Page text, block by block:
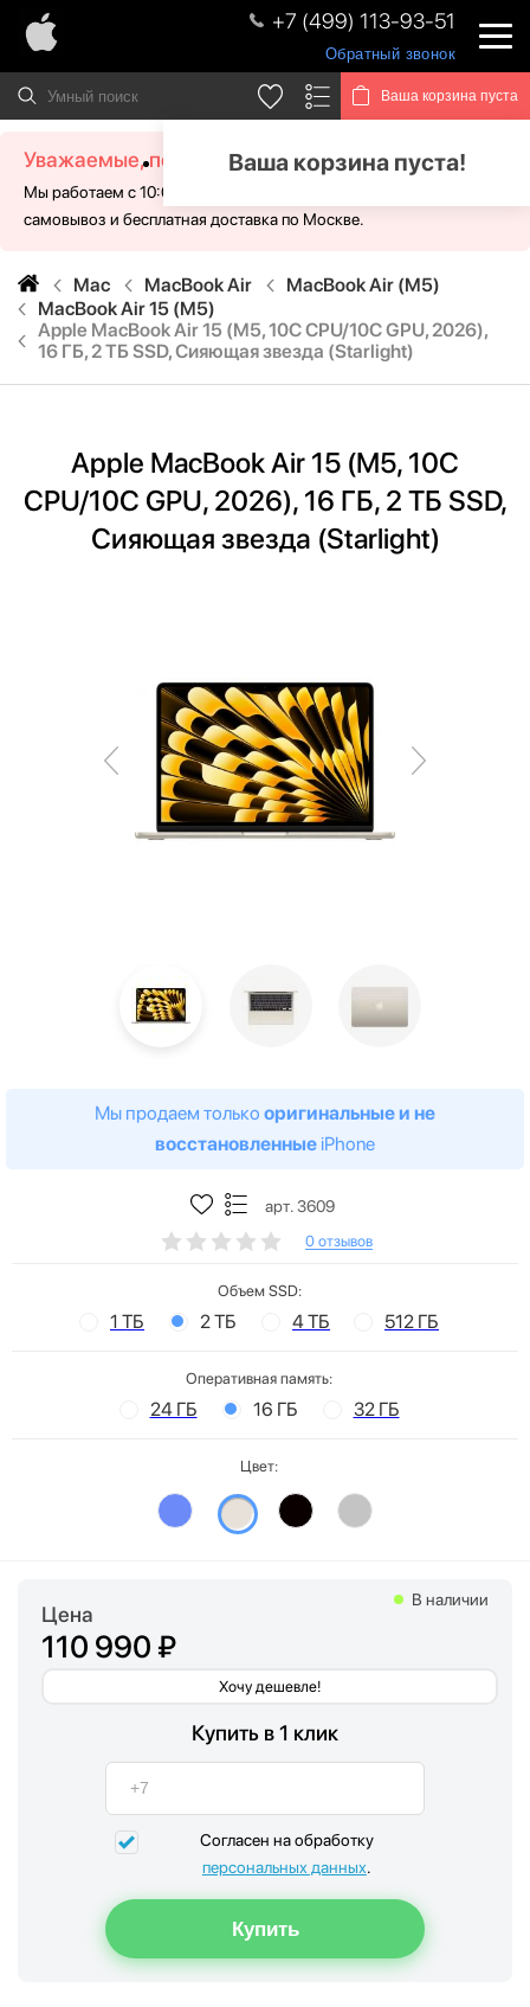
+7 (499) 113-93-51
Обратный звонок
Ваша корзина пуста
Ваша корзина пуста!
Уважаемые, посетители!
Мы работаем с 10:00 - 21:00 без выходных. Для Вас доступен
самовывоз и бесплатная доставка по Москве.
Mac MacBook Air
MacBook Air (M5)
MacBook Air 15 (M5)
Apple MacBook Air 15 (M5, 10C CPU/10C GPU, 2026),
16 ГБ, 2 ТБ SSD, Сияющая звезда (Starlight)
Apple MacBook Air 15 (M5, 10C
CPU/10C GPU, 2026), 16 ГБ, 2 ТБ SSD,
Сияющая звезда (Starlight)
Мы продаем только оригинальные и не
восстановленные iPhone
арт. 3609
0 отзывов
Объем SSD:
1 ТБ 2 ТБ 4 ТБ 512 ГБ
Оперативная память:
24 ГБ 16 ГБ 32 ГБ
Цвет:
Цена
110 990 ₽
Хочу дешевле!
В наличии
Купить в 1 клик
Согласен на обработку
персональных данных.